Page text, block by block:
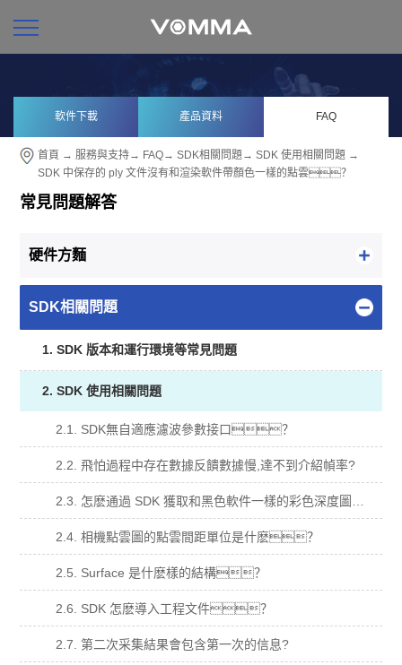
軟件下載 產品資料 FAQ
首頁 →服務與支持→ FAQ→SDK相關問題 →SDK 使用相關問題 →
SDK 中保存的 ply 文件沒有和渲染軟件帶顏色一樣的點雲？
常見問題解答
硬件方麵
SDK相關問題
1. SDK 版本和運行環境等常見問題
2. SDK 使用相關問題
2.1. SDK無自適應濾波參數接口？
2.2. 飛怕過程中存在數據反饋數據慢,達不到介紹幀率?
2.4. 相機點雲圖的點雲間距單位是什麽？
2.5. Surface 是什麽樣的結構？
2.6. SDK 怎麽導入工程文件？
2.7. 第二次采集結果會包含第一次的信息?